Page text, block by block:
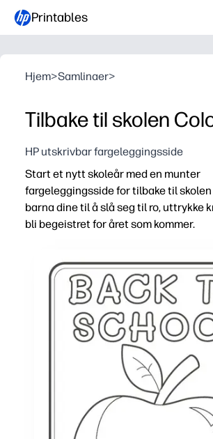
Printables
Hjem>Samlinaer>
Tilbake til skolen
HP utskrivbar fargeleggingsside
Start et nytt skoleår med en munter
fargeleggingsside for tilbake til
barna dine til å slå seg til ro, uttrykke
bli begeistret for året som kommer.
Engasjerer motvillige kunstnere -
Støtter nøkkelferdigheter -
Fleksibel for klasse eller hjem -